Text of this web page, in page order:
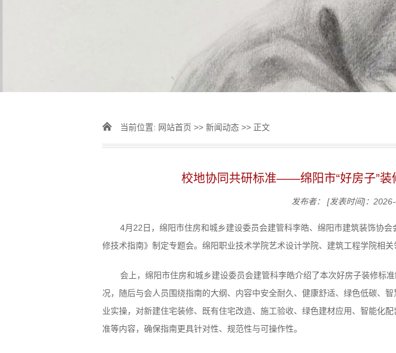
当前位置: 网站首页 >> 新闻动态 >> 正文
校地协同共研标准——绵阳市“好房子”装
发布者： [发表时间]：
4月 22 日，绵阳市住房和城乡建设委员会建管科李皓、绵阳市建筑装饰协
修技术指南》制定专题会。绵阳职业技术学院艺术设计学院、建筑工程学院相关
会上，绵阳市住房和城乡建设委员会建管科李皓介绍了本次好房子装修标
况，随后与会人员围绕指南的大纲、内容中安全耐久、健康舒适、绿色低碳、
业实操，对新建住宅装修、既有住宅改造、施工验收、绿色建材应用、智能化
准等内容，确保指南更具针对性、规范性与可操作性。